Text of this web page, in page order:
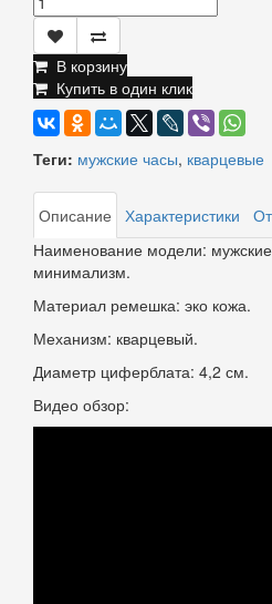
В корзину
Купить в один клик
Теги: мужские часы, кварцевые
Описание Характеристики
Наименование модели:
минимализм.
Материал ремешка: эко кожа.
Механизм: кварцевый.
Диаметр циферблата: 4,2 см.
Видео обзор: